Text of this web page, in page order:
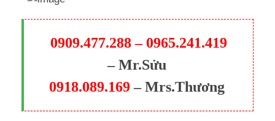
0909.477.288 – 0965.241.419
– Mr.Sửu
0918.089.169– Mrs.Thương